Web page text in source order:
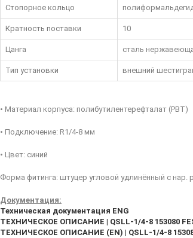
Стопорное кольцо
Кратность поставки 10
Цанга сталь
Тип установки внешний
• Материал корпуса: полибутилентерефталат (PBT)
• Подключение: R1/4-8 мм
• Цвет: синий
Форма фитинга: штуцер угловой удлинённый с нар.
Документация:
Техническая документация ENG
ТЕХНИЧЕСКОЕ ОПИСАНИЕ | QSLL-1/4-8 153080
ТЕХНИЧЕСКОЕ ОПИСАНИЕ (EN) | QSLL-1/4-8